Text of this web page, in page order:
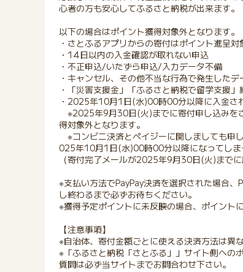
心者の方も安心してふるさと納税が出来ます。
以下の場合はポイント獲得対象外となります。
・さとふるアプリからの寄付はポイント進呈対
・14日以内の入金確認が取れない申込
・不正申込/いたずら申込/入力データ不備
・キャンセル、その他不当な行為で発生したデ
・「災害支援金」「ふるさと納税で留学支援
・2025年10月1日(水)00時00分以降に入金さ
※2025年9月30日(火)までに寄付申し込みを
得対象外となります。
※コンビニ決済とペイジーに関しましても申
025年10月1日(水)00時00分以降になってしま
（寄付完了メールが2025年9月30日(火)まで
※支払い方法でPayPay決済を選択された場合
し終わるまで必ずお待ちください。
※獲得予定ポイントに未反映の場合、ポイント
【注意事項】
※自治体、寄付金額ごとに使える決済方法は異な
※「ふるさと納税「さとふる」」サイト側への
質問は必ず当サイトまでお問合わせ下さい。